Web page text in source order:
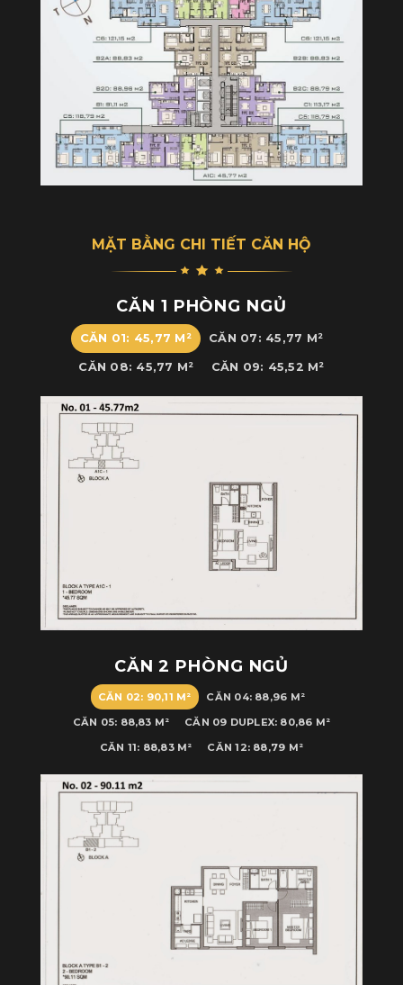
MẶT BẰNG CHI TIẾT CĂN HỘ
CĂN 1 PHÒNG NGỦ
CĂN 01: 45,77 M² CĂN 07: 45,77 M²
CĂN 08: 45,77 M² CĂN 09: 45,52 M²
CĂN 2 PHÒNG NGỦ
CĂN 02: 90,11 M²
CĂN 04: 88,96 M²
CĂN 05: 88,83 M²
CĂN 09 DUPLEX: 80,86 M²
CĂN 11: 88,83 M²
CĂN 12: 88,79 M²